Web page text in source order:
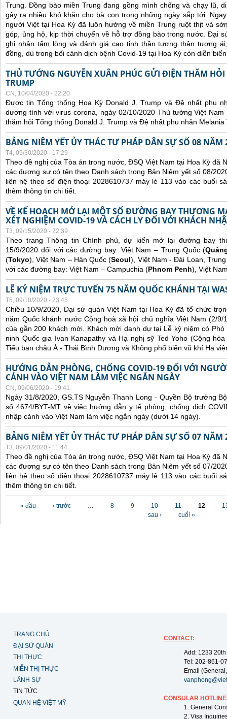
Trung. Đồng bào miền Trung đang gồng mình chống và chạy lũ,
gây ra nhiều khó khăn cho bà con trong những ngày sắp tới.
người Việt tại Hoa Kỳ đã luôn hướng về miền Trung ruột thịt và
góp, ủng hộ, kịp thời chuyển về hỗ trợ đồng bào trong nước. Đại
ghi nhận tấm lòng và đánh giá cao tinh thần tương thân tương
đồng, dù trong bối cảnh dịch bệnh Covid-19 tại Hoa Kỳ còn diễn
THỦ TƯỚNG NGUYỄN XUÂN PHÚC GỬI ĐIỆN THĂM
TRUMP
CN, 10/04/2020 - 22:20
Được tin Tổng thống Hoa Kỳ Donald J. Trump và Đệ nhất phu
dương tính với virus corona, ngày 02/10/2020 Thủ tướng Việt Nam
thăm hỏi Tổng thống Donald J. Trump và Đệ nhất phu nhân Melania
BẢNG NIÊM YẾT ỦY THÁC TƯ PHÁP DÂN SỰ SỐ 08 NĂM
T4, 09/30/2020 - 17:29
Theo đề nghị của Tòa án trong nước, ĐSQ Việt Nam tại Hoa Kỳ đã
các đương sự có tên theo Danh sách trong Bản Niêm yết số 08/
liên hệ theo số điện thoại 2028610737 máy lẻ 113 vào các buổi
thêm thông tin chi tiết.
VỀ KẾ HOẠCH MỞ LẠI MỘT SỐ ĐƯỜNG BAY THƯƠNG
XÉT NGHIỆM COVID-19 VÀ CÁCH LY ĐỐI VỚI KHÁCH
T3, 09/15/2020 - 22:39
Theo trang Thông tin Chính phủ, dự kiến mở lại đường bay
15/9/2020 đối với các đường bay: Việt Nam – Trung Quốc (
(Tokyo), Việt Nam – Hàn Quốc (Seoul), Việt Nam - Đài Loan,
với các đường bay: Việt Nam – Campuchia (Phnom Penh), Việt
LỄ KỶ NIỆM TRỰC TUYẾN 75 NĂM QUỐC KHÁNH TẠI
T5, 09/10/2020 - 23:45
Chiều 10/9/2020, Đại sứ quán Việt Nam tại Hoa Kỳ đã tổ chức
năm Quốc khánh nước Cộng hoà xã hội chủ nghĩa Việt Nam (2/
của gần 200 khách mời. Khách mời danh dự tại Lễ kỷ niệm có
ninh Quốc gia Ivan Kanapathy và Hạ nghị sỹ Ted Yoho (Cộng
Tiểu ban châu Á - Thái Bình Dương và Không phổ biến vũ khí Hạ
HƯỚNG DẪN PHÒNG, CHỐNG COVID-19 ĐỐI VỚI
CẢNH VÀO VIỆT NAM LÀM VIỆC NGẮN NGÀY
CN, 09/06/2020 - 19:41
Ngày 31/8/2020, GS.TS Nguyễn Thanh Long - Quyền Bộ trưởng
số 4674/BYT-MT về việc hướng dẫn y tế phòng, chống dịch
nhập cảnh vào Việt Nam làm việc ngắn ngày (dưới 14 ngày).
BẢNG NIÊM YẾT ỦY THÁC TƯ PHÁP DÂN SỰ SỐ 07 NĂM
T3, 09/01/2020 - 11:44
Theo đề nghị của Tòa án trong nước, ĐSQ Việt Nam tại Hoa Kỳ đã
các đương sự có tên theo Danh sách trong Bản Niêm yết số 07/
liên hệ theo số điện thoại 2028610737 máy lẻ 113 vào các buổi
thêm thông tin chi tiết.
Các trang
« đầu ‹ trước … 8 9 10 11 12
sau ›
cuối »
TRANG CHỦ
ĐẠI SỨ QUÁN
THỊ THỰC
MIỄN THỊ THỰC
LÃNH SỰ
TIN TỨC
QUAN HỆ VIỆT MỸ
CONTACT:
Add: 1233
Tel: 202-861-
Email
CONSULAR
1. General
2. Visa